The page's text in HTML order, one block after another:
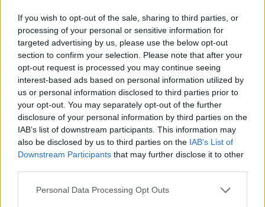
If you wish to opt-out of the sale, sharing to third parties, or
processing of your personal or sensitive information for
targeted advertising by us, please use the below opt-out
section to confirm your selection. Please note that after your
opt-out request is processed you may continue seeing
interest-based ads based on personal information utilized by
us or personal information disclosed to third parties prior to
your opt-out. You may separately opt-out of the further
disclosure of your personal information by third parties on the
IAB’s list of downstream participants. This information may
also be disclosed by us to third parties on the IAB’s List of
Downstream Participants that may further disclose it to other
Personal Data Processing Opt Outs
och att kontakta en veterinär vid misstanke om problem.
Förebyggande vård
För att främja chinchillans hälsa bör man erbjuda en näringsrik
diet, en ren och säker boendemiljö samt regelbunden
veterinärvård. Det är också viktigt att hålla koll på chinchillans
vikt och tänder, samt att ge möjlighet till motion och mental
stimulans genom leksaker och interaktion.
Chinchillans pälsvård